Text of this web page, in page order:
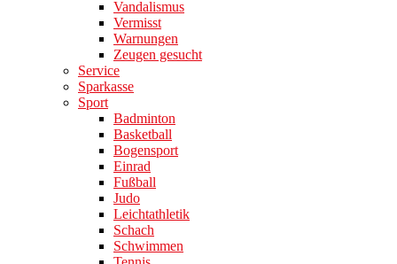
Vandalismus
Vermisst
Warnungen
Zeugen gesucht
Service
Sparkasse
Sport
Badminton
Basketball
Bogensport
Einrad
Fußball
Judo
Leichtathletik
Schach
Schwimmen